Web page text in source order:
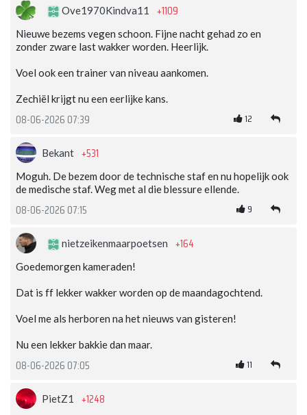
Ove1970Kindva11 +1109
Nieuwe bezems vegen schoon. Fijne nacht gehad zo en
zonder zware last wakker worden. Heerlijk.
Voel ook een trainer van niveau aankomen.
Zechiël krijgt nu een eerlijke kans.
08-06-2026 07:39 12
Bekant +531
Moguh. De bezem door de technische staf en nu hopelijk ook
de medische staf. Weg met al die blessure ellende.
08-06-2026 07:15 9
nietzeikenmaarpoetsen +164
Goedemorgen kameraden!
Dat is ff lekker wakker worden op de maandagochtend.
Voel me als herboren na het nieuws van gisteren!
Nu een lekker bakkie dan maar.
08-06-2026 07:05 11
PietZ1 +1248